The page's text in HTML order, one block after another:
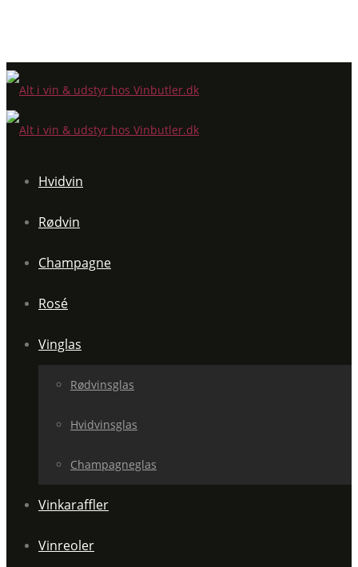
Hvidvin
Rødvin
Champagne
Rosé
Vinglas
Rødvinsglas
Hvidvinsglas
Champagneglas
Vinkaraffler
Vinreoler